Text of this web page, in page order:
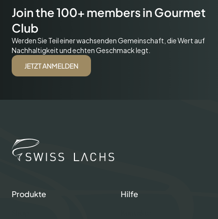
Join the 100+ members in Gourmet
Club
Werden Sie Teil einer wachsenden Gemeinschaft, die Wert auf
Nachhaltigkeit und echten Geschmack legt.
JETZT ANMELDEN
Produkte Hilfe